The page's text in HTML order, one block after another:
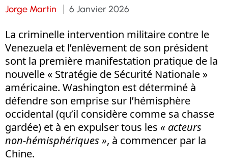
Jorge Martin 6 Janvier 2026
La criminelle intervention militaire contre le
Venezuela et l’enlèvement de son président
sont la première manifestation pratique de la
nouvelle « Stratégie de Sécurité Nationale »
américaine. Washington est déterminé à
défendre son emprise sur l’hémisphère
occidental (qu’il considère comme sa chasse
gardée) et à en expulser tous les « acteurs
non-hémisphériques », à commencer par la
Chine.